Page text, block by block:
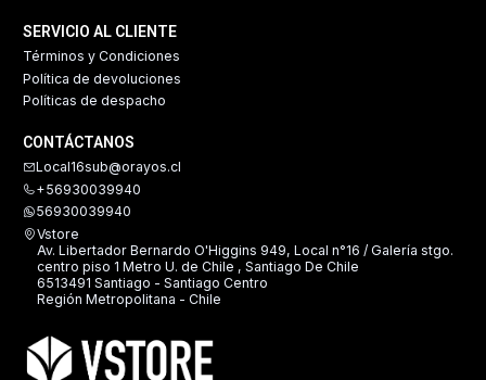
SERVICIO AL CLIENTE
Términos y Condiciones
Política de devoluciones
Políticas de despacho
CONTÁCTANOS
Local16sub@orayos.cl
+56930039940
56930039940
Vstore
Av. Libertador Bernardo O'Higgins 949, Local n°16 / Galería stgo.
centro piso 1 Metro U. de Chile , Santiago De Chile
6513491 Santiago - Santiago Centro
Región Metropolitana - Chile